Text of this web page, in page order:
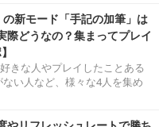
新モード「手記の加筆」は
どうなの？集まってプレイ
きな人やプレイしたことある
い人など、様々な4人を集め